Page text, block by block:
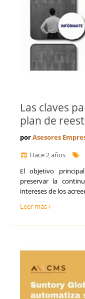
Las claves
plan de
porAsesores
Hace 2 años
El objetivo
preservar la
intereses de los
Leer más